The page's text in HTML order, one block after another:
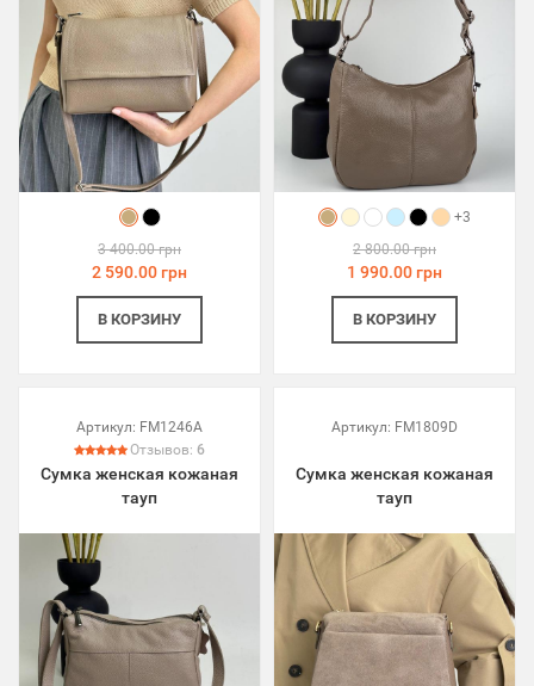
3 400.00 грн
2 590.00 грн
В КОРЗИНУ
+3
2 800.00 грн
1 990.00 грн
В КОРЗИНУ
Артикул: FM1246A
Отзывов: 6
Сумка женская кожаная
тауп
Артикул: FM1809D
Сумка женская кожаная
тауп